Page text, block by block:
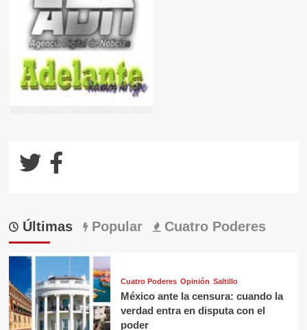
Últimas Popular Cuatro Poderes
Cuatro Poderes Opinión Saltillo
México ante la censura: cuando la
verdad entra en disputa con el
poder